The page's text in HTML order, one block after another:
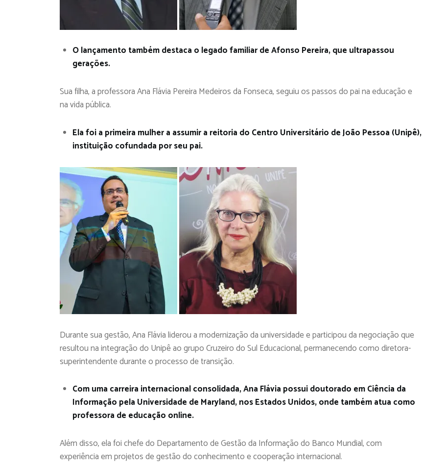
O lançamento também destaca o legado familiar de Afonso Pereira, que ultrapassou
gerações.
Sua filha, a professora Ana Flávia Pereira Medeiros da Fonseca, seguiu os passos do pai na educação e
na vida pública.
Ela foi a primeira mulher a assumir a reitoria do Centro Universitário de João Pessoa (Unipê),
instituição cofundada por seu pai.
Durante sua gestão, Ana Flávia liderou a modernização da universidade e participou da negociação que
resultou na integração do Unipê ao grupo Cruzeiro do Sul Educacional, permanecendo como diretora-
superintendente durante o processo de transição.
Com uma carreira internacional consolidada, Ana Flávia possui doutorado em Ciência da
Informação pela Universidade de Maryland, nos Estados Unidos, onde também atua como
professora de educação online.
Além disso, ela foi chefe do Departamento de Gestão da Informação do Banco Mundial, com
experiência em projetos de gestão do conhecimento e cooperação internacional.